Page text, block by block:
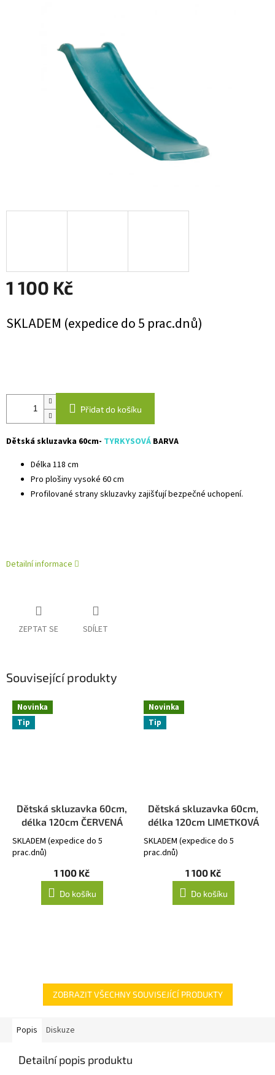
1 100 Kč
cena:
SKLADEM (expedice do 5 prac.dnů)
Přidat do košíku
Dětská skluzavka 60cm- TYRKYSOVÁ BARVA
Délka 118 cm
Pro plošiny vysoké 60 cm
Profilované strany skluzavky zajišťují bezpečné uchopení.
Detailní informace
ZEPTAT SE SDÍLET
Související produkty
Novinka
Tip
Dětská skluzavka 60cm,
délka 120cm ČERVENÁ
SKLADEM (expedice do 5
prac.dnů)
1 100 Kč
Do košíku
Novinka
Tip
Dětská skluzavka 60cm,
délka 120cm LIMETKOVÁ
SKLADEM (expedice do 5
prac.dnů)
1 100 Kč
Do košíku
ZOBRAZIT VŠECHNY SOUVISEJÍCÍ PRODUKTY
Popis Diskuze
Detailní popis produktu